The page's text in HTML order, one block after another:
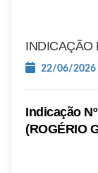
INDICAÇÃO
22/06/2026
Indicação
(ROGÉRIO